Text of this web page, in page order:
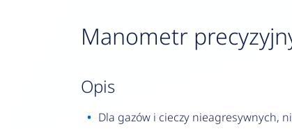
Manometr
opis
Dla gazów i cieczy nieagresywnych,